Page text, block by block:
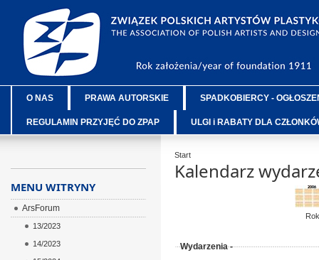
O NAS PRAWA AUTORSKIE SPADKOBIERCY -
REGULAMIN PRZYJĘĆ DO ZPAP ULGI i RABATY DLA
Start
Kalendarz
Rok
Wydarzenia -
MENU WITRYNY
ArsForum
13/2023
14/2023